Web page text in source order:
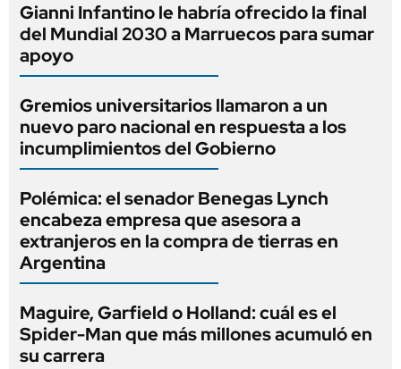
Gianni Infantino le habría ofrecido la final
del Mundial 2030 a Marruecos para sumar
apoyo
Gremios universitarios llamaron a un
nuevo paro nacional en respuesta a los
incumplimientos del Gobierno
Polémica: el senador Benegas Lynch
encabeza empresa que asesora a
extranjeros en la compra de tierras en
Argentina
Maguire, Garfield o Holland: cuál es el
Spider-Man que más millones acumuló en
su carrera